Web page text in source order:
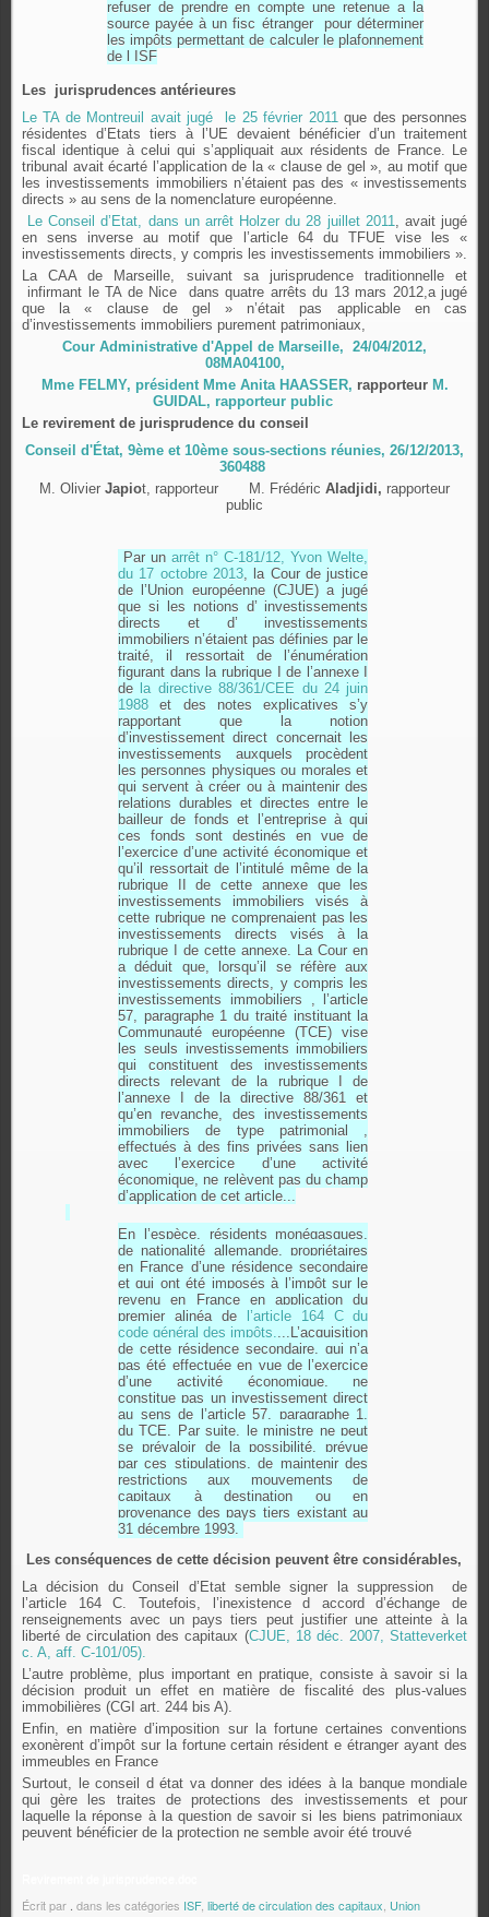
refuser de prendre en compte une retenue a la
source payée à un fisc étranger pour déterminer
les impôts permettant de calculer le plafonnement
de l ISF
Les jurisprudences antérieures
Le TA de Montreuil avait jugé le 25 février 2011que des personnes
résidentes d’Etats tiers à l’UE devaient bénéficier d’un traitement
fiscal identique à celui qui s’appliquait aux résidents de France. Le
tribunal avait écarté l’application de la « clause de gel », au motif que
les investissements immobiliers n’étaient pas des « investissements
directs » au sens de la nomenclature européenne.
Le Conseil d’Etat, dans un arrêt Holzer du 28 juillet 2011, avait jugé
en sens inverse au motif que l’article 64 du TFUE vise les «
investissements directs, y compris les investissements immobiliers ».
La CAA de Marseille, suivant sa jurisprudence traditionnelle et
infirmant le TA de Nice dans quatre arrêts du 13 mars 2012,a jugé
que la « clause de gel » n’était pas applicable en cas
d’investissements immobiliers purement patrimoniaux,
Cour Administrative d'Appel de Marseille, 24/04/2012,
08MA04100,
Mme FELMY, président M me Anita HAASSER, rapporteurM.
GUIDAL, rapporteur public
Le revirement de jurisprudence du conseil
Conseil d'État, 9ème et 10ème sous-sections réunies, 26/12/2013,
360488
M. Olivier Japiot, rapporteur M. Frédéric Aladjidi, rapporteur
public
Par un arrêt n° C-181/12, Yvon Welte,
du 17 octobre 2013, la Cour de justice
de l’Union européenne (CJUE) a jugé
que si les notions d’ investissements
directs et d’ investissements
immobiliers n’étaient pas définies par le
traité, il ressortait de l’énumération
figurant dans la rubrique I de l’annexe I
de la directive 88/361/CEE du 24 juin
1988et des notes explicatives s’y
rapportant que la notion
d’investissement direct concernait les
investissements auxquels procèdent
les personnes physiques ou morales et
qui servent à créer ou à maintenir des
relations durables et directes entre le
bailleur de fonds et l’entreprise à qui
ces fonds sont destinés en vue de
l’exercice d’une activité économique et
qu’il ressortait de l’intitulé même de la
rubrique II de cette annexe que les
investissements immobiliers visés à
cette rubrique ne comprenaient pas les
investissements directs visés à la
rubrique I de cette annexe. La Cour en
a déduit que, lorsqu’il se réfère aux
investissements directs, y compris les
investissements immobiliers , l’article
57, paragraphe 1 du traité instituant la
Communauté européenne (TCE) vise
les seuls investissements immobiliers
qui constituent des investissements
directs relevant de la rubrique I de
l’annexe I de la directive 88/361 et
qu’en revanche, des investissements
immobiliers de type patrimonial ,
effectués à des fins privées sans lien
avec l’exercice d’une activité
économique, ne relèvent pas du champ
d’application de cet article...
En l’espèce, résidents monégasques,
de nationalité allemande, propriétaires
en France d’une résidence secondaire
et qui ont été imposés à l’impôt sur le
revenu en France en application du
premier alinéa del’article 164 C du
code général des impôts.,,,L’acquisition
de cette résidence secondaire, qui n’a
pas été effectuée en vue de l’exercice
d’une activité économique, ne
constitue pas un investissement direct
au sens de l’article 57, paragraphe 1,
du TCE. Par suite, le ministre ne peut
se prévaloir de la possibilité, prévue
par ces stipulations, de maintenir des
restrictions aux mouvements de
capitaux à destination ou en
provenance des pays tiers existant au
31 décembre 1993.
Les conséquences de cette décision peuvent être considérables,
La décision du Conseil d’Etat semble signer la suppression de
l’article 164 C. Toutefois, l’inexistence d accord d’échange de
renseignements avec un pays tiers peut justifier une atteinte à la
liberté de circulation des capitaux (CJUE, 18 déc. 2007, Statteverket
c. A, aff. C-101/05).
L’autre problème, plus important en pratique, consiste à savoir si la
décision produit un effet en matière de fiscalité des plus-values
immobilières (CGI art. 244 bis A).
Enfin, en matière d’imposition sur la fortune certaines conventions
exonèrent d’impôt sur la fortune certain résident e étranger ayant des
immeubles en France
Surtout, le conseil d état va donner des idées à la banque mondiale
qui gère les traites de protections des investissements et pour
laquelle la réponse à la question de savoir si les biens patrimoniaux
peuvent bénéficier de la protection ne semble avoir été trouvé
Écrit par dans les catégories ISF, liberté de circulation des capitaux Union